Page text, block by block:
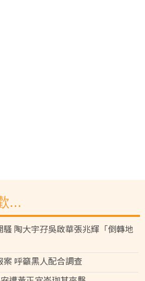
...
陶大宇孖吳啟華張兆輝「倒轉地
呼籲黑人配合調查